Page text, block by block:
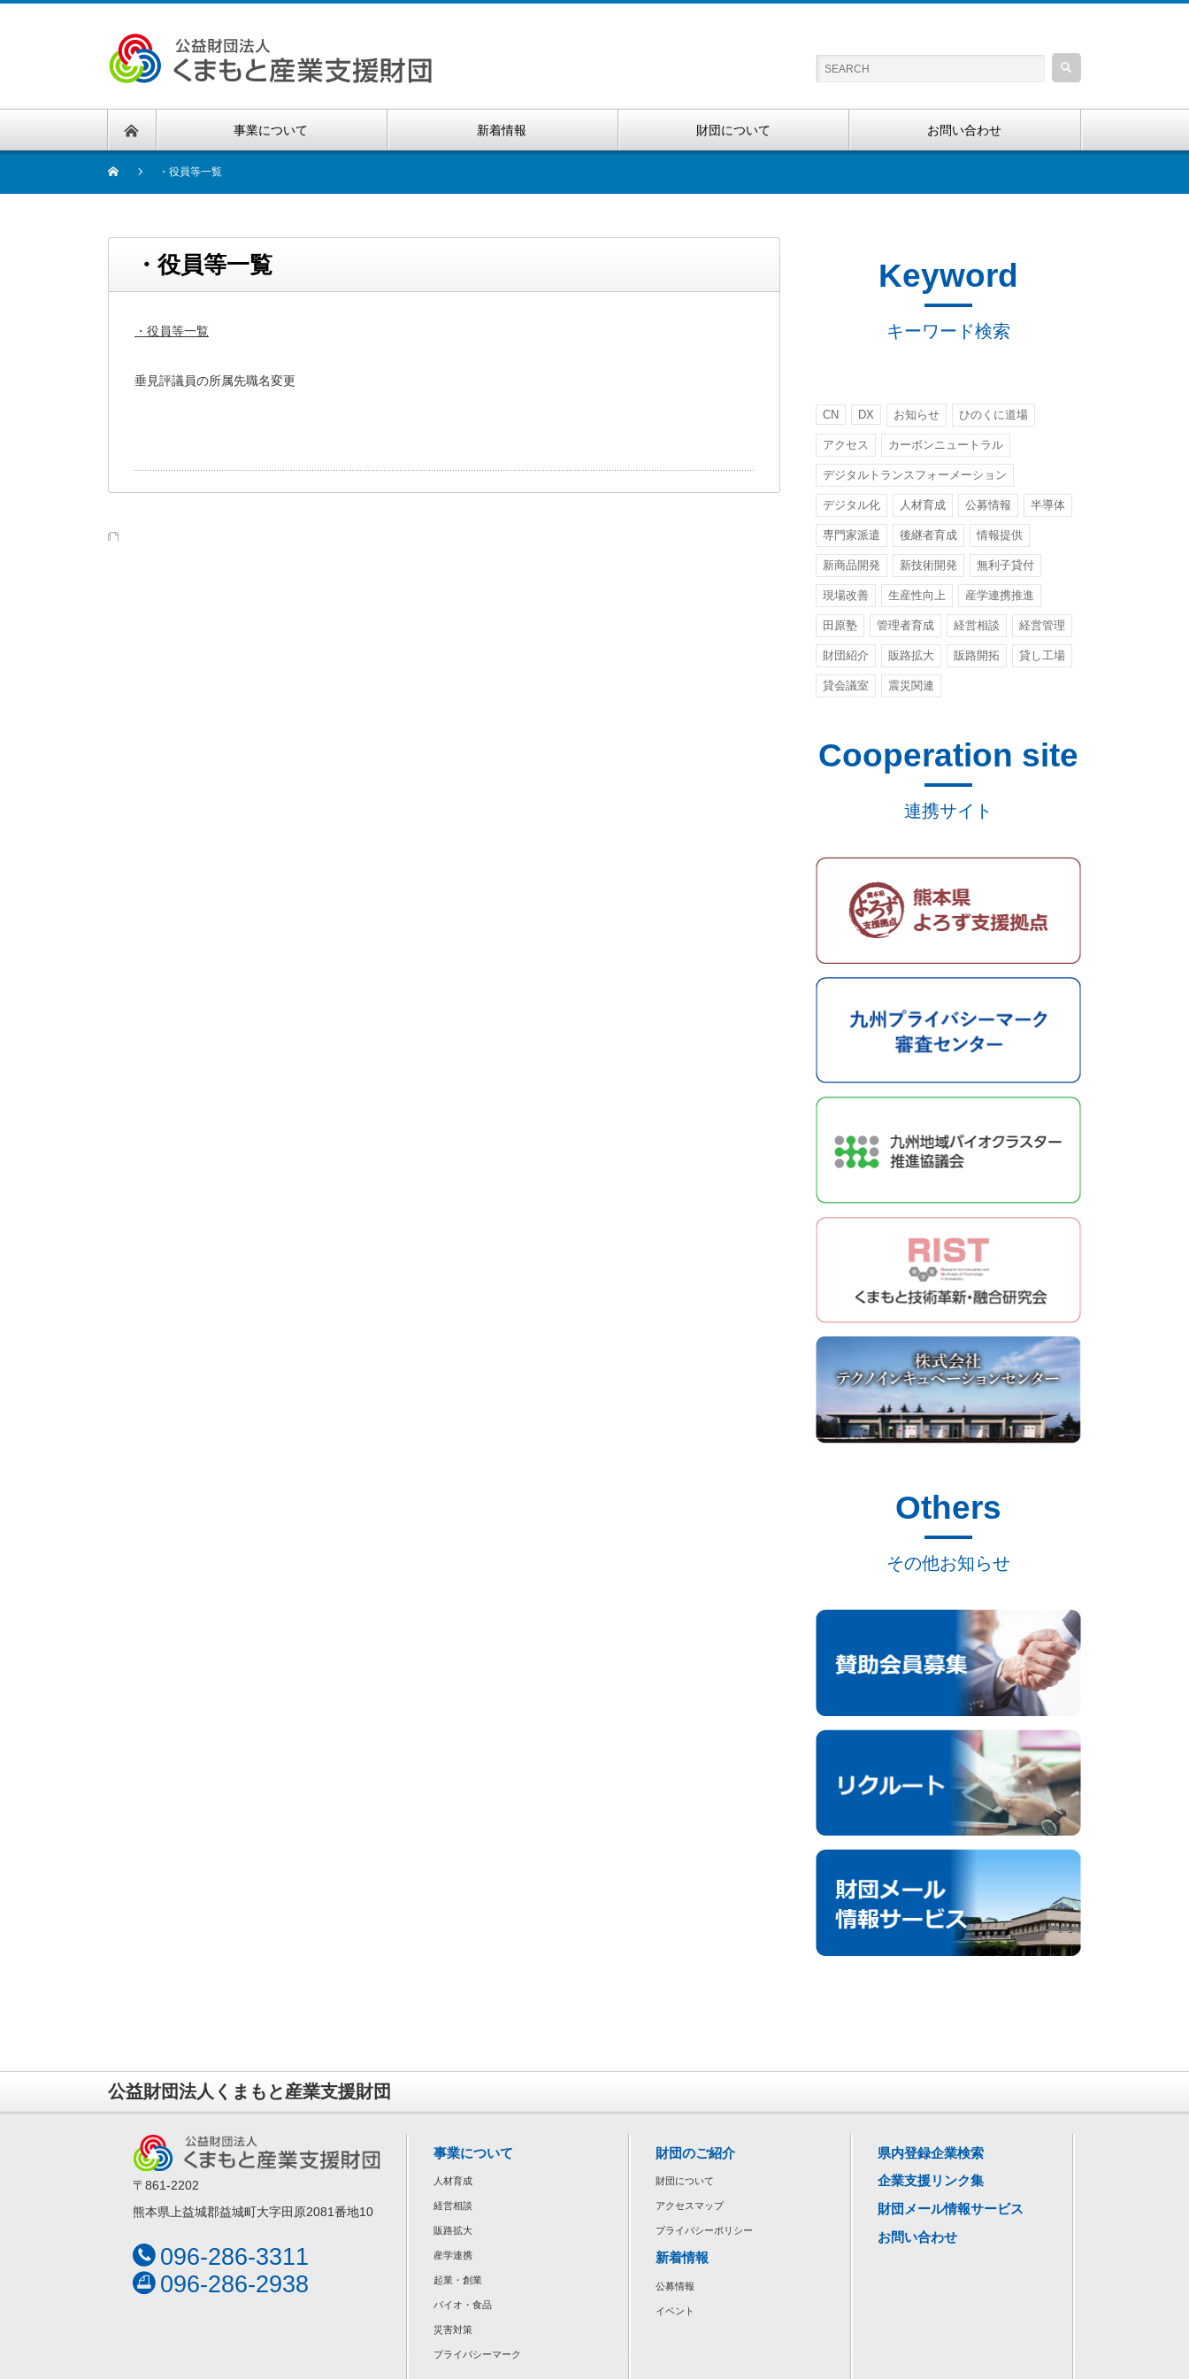
事業について 新着情報 財団について お問い合わせ
・役員等一覧
・役員等一覧
・役員等一覧
垂見評議員の所属先職名変更
Keyword
キーワード検索
CN DX お知らせ ひのくに道場
アクセス カーボンニュートラル
デジタルトランスフォーメーション
デジタル化 人材育成 公募情報 半導体
専門家派遣 後継者育成 情報提供
新商品開発 新技術開発 無利子貸付
現場改善 生産性向上 産学連携推進
田原塾 管理者育成 経営相談 経営管理
財団紹介 販路拡大 販路開拓 貸し工場
貸会議室 震災関連
Cooperation site
連携サイト
Others
その他お知らせ
公益財団法人くまもと産業支援財団
〒861-2202
熊本県上益城郡益城町大字田原2081番地10
096-286-3311
096-286-2938
事業について
人材育成
経営相談
販路拡大
産学連携
起業・創業
バイオ・食品
災害対策
プライバシーマーク
財団のご紹介
財団について
アクセスマップ
プライバシーポリシー
新着情報
公募情報
イベント
県内登録企業検索
企業支援リンク集
財団メール情報サービス
お問い合わせ